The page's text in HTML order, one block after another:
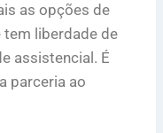
as opções de
liberdade de
assistencial. É
parceria ao